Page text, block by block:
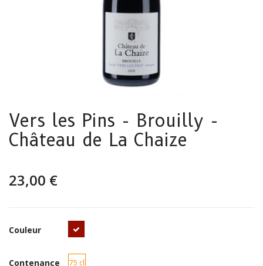
Vers les Pins - Brouilly -
Château de La Chaize
23,00 €
Couleur
Contenance 75 cl